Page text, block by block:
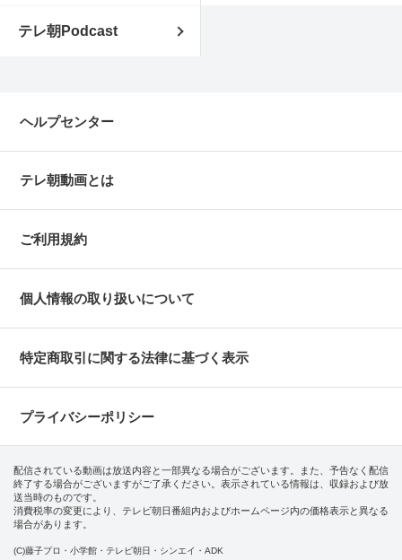
テレ朝Podcast
ヘルプセンター
テレ朝動画とは
ご利用規約
個人情報の取り扱いについて
特定商取引に関する法律に基づく表示
プライバシーポリシー
配信されている動画は放送内容と一部異なる場合がございます。また、予告なく配信
終了する場合がございますがご了承ください。表示されている情報は、収録および放
送当時のものです。
消費税率の変更により、テレビ朝日番組内およびホームページ内の価格表示と異なる
場合があります。
(C)藤子プロ・小学館・テレビ朝日・シンエイ・ADK